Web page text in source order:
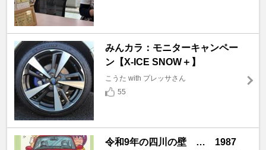
みんカラ：モニターキャンペー
ン【X-ICE SNOW＋】
こうた with プレッサさん
55
令和9年の四川の壁 … 1987